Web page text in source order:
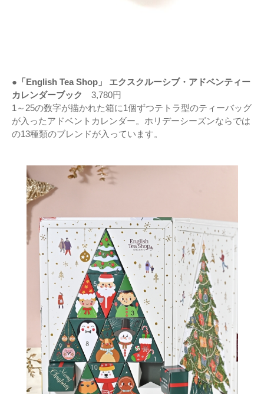
●「English Tea Shop」 エクスクルーシブ・アドベンティー
カレンダーブック
3,780円
1～25の数字が描かれた箱に1個ずつテトラ型のティーバッグ
が入ったアドベントカレンダー。ホリデーシーズンならでは
の13種類のブレンドが入っています。